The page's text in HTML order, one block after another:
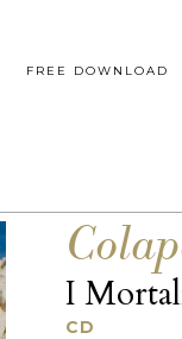
FREE DOWNLOAD
I
CD